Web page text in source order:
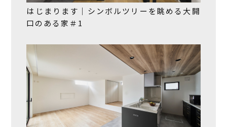
はじまります｜シンボルツリーを眺める大開
口のある家＃1